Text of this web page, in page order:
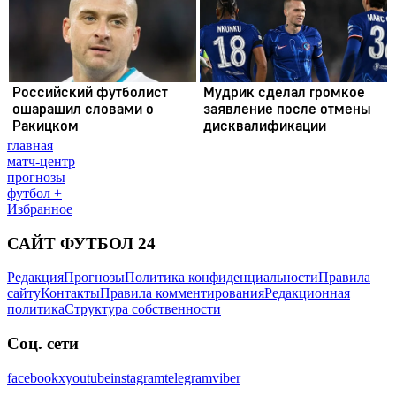
главная
матч-центр
прогнозы
футбол +
Избранное
САЙТ ФУТБОЛ 24
РедакцияПрогнозыПолитика конфиденциальностиПравила
сайтуКонтактыПравила комментированияРедакционная
политикаСтруктура собственности
Соц. сети
facebookxyoutubeinstagramtelegramviber